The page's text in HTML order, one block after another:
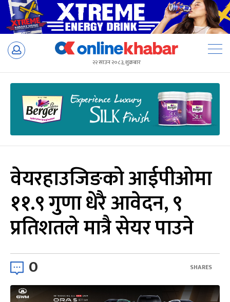
Skip
२२ साउन २०८३, शुक्रबार
वेयरहाउजिङको आईपीओमा
११.९ गुणा धेरै आवेदन, ९
प्रतिशतले मात्रै सेयर पाउने
0 SHARES